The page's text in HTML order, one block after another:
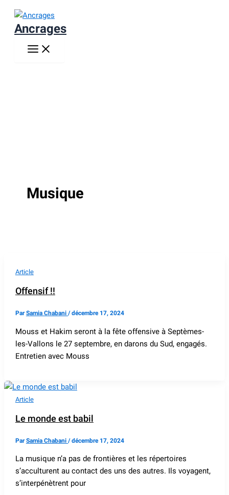
Aller
contenu
Ancrages
Musique
Article
Offensif !!
ParSamia Chabani /décembre 17, 2024
Mouss et Hakim seront à la fête offensive à Septèmes-
les-Vallons le 27 septembre, en darons du Sud, engagés.
Entretien avec Mouss
Article
Le monde est babil
ParSamia Chabani /décembre 17, 2024
La musique n’a pas de frontières et les répertoires
s’acculturent au contact des uns des autres. Ils voyagent,
s’interpénètrent pour